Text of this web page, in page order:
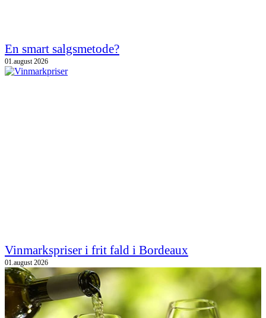
En smart salgsmetode?
01.august 2026
Vinmarkspriser i frit fald i Bordeaux
01.august 2026